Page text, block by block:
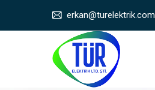
erkan@turelektrik.com